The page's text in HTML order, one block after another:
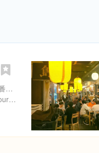
山梨県甲府市中央１丁目６-番４号
http://www.kofu-food.com/gourmet/